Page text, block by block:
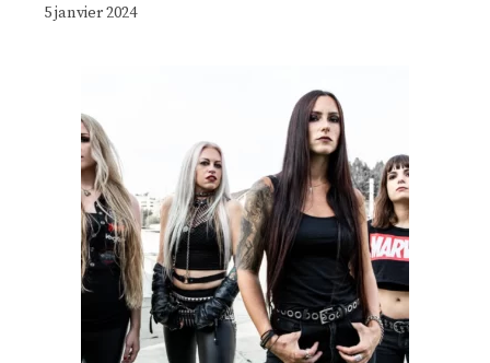
5 janvier 2024